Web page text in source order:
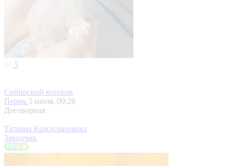
5
Сибирский котенок
Пермь 5 июля, 09:28
Договорная
Татьяна Красильникова
Заводчик